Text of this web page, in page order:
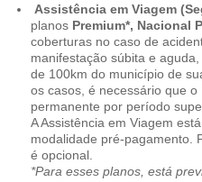
Assistência em Viagem
planos Premium*, Nacional
coberturas no caso de
manifestação súbita e
de 100km do município de
os casos, é necessário que
permanente por período
A Assistência em Viagem
modalidade pré-pagamento.
é opcional.
*Para esses planos, está